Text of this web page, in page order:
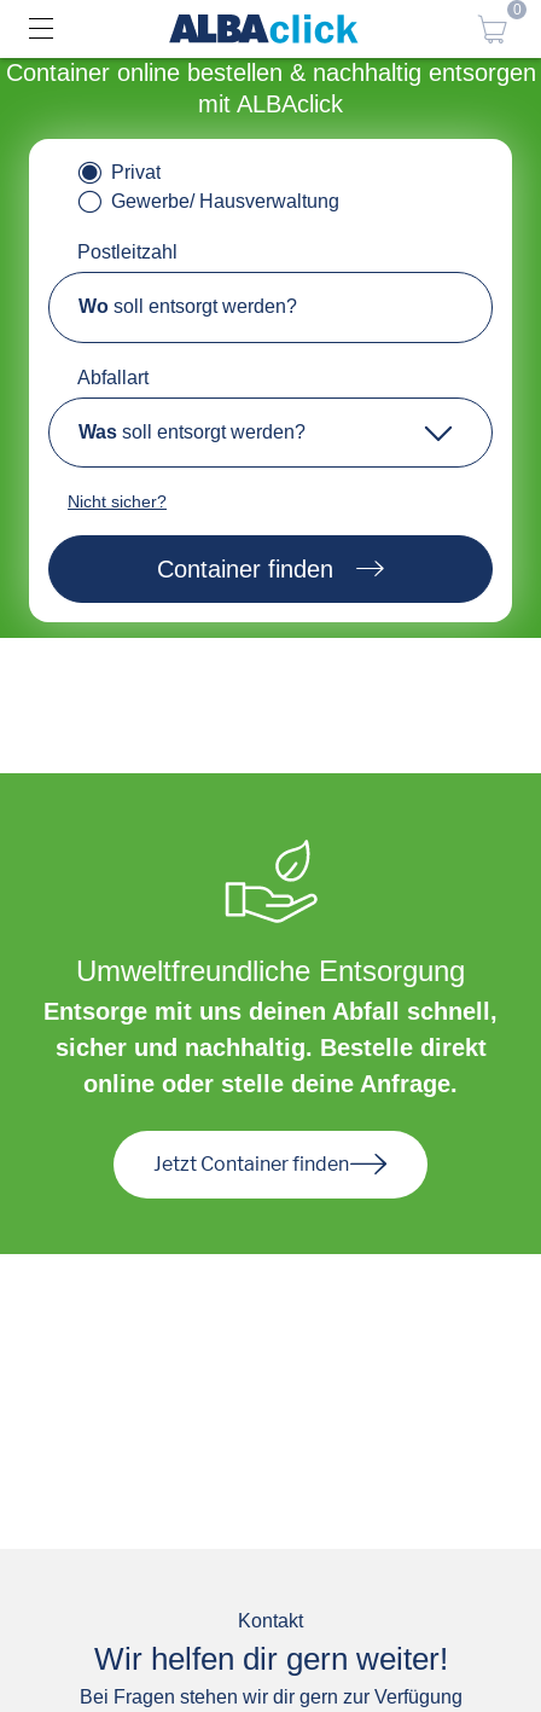
0
Container online bestellen & nachhaltig entsorgen
mit ALBAclick
Privat
Gewerbe/ Hausverwaltung
Postleitzahl
Wo soll entsorgt werden?
Abfallart
Was soll entsorgt werden?
Nicht sicher?
Container finden
Umweltfreundliche Entsorgung
Entsorge mit uns deinen Abfall schnell,
sicher und nachhaltig. Bestelle direkt
online oder stelle deine Anfrage.
Jetzt Container finden
Kontakt
Wir helfen dir gern weiter!
Bei Fragen stehen wir dir gern zur Verfügung